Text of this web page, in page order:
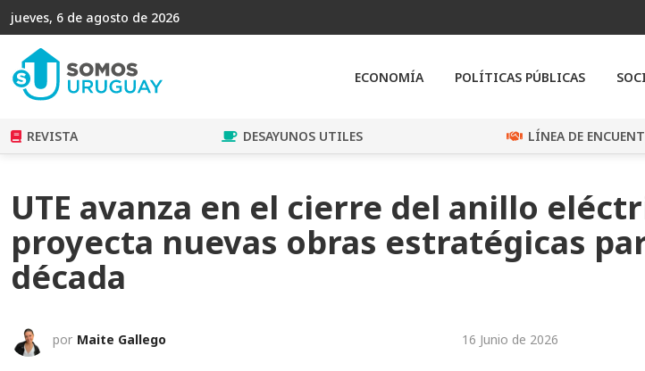
jueves, 6 de agosto de 2026
ECONOMÍA POLÍTICAS PÚBLICAS
REVISTA DESAYUNOS UTILES LÍNEA DE
UTE avanza en el cierre del anillo
proyecta nuevas obras estratégicas
década
por Maite Gallego 16 Junio de 2026